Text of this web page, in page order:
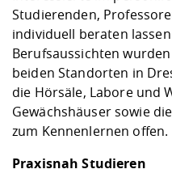
Studierenden,
individuell beraten
Berufsaussichten
beiden Standorten in
die Hörsäle, Labore und
Gewächshäuser sowie
zum Kennenlernen offen.
Praxisnah Studieren